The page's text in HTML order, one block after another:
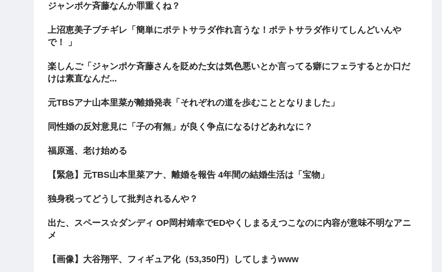
ジャンポケ斉藤なんか罪重くね？
上沼恵美子ブチギレ「簡単にポテトサラダ作れ言うな！ポテトサラダ作りてしんどいんや
で！ 」
楽しんご「ジャンポケ斉藤さんを貶めた女は気色悪いとか言ってる癖にフェラするとか口だ
けは素直なんだ...
元TBSアナ山本里菜が離婚発表「それぞれの道を歩むこととなりました」
同性婚の反対意見に「子の有無」が良く争点になるけどあれなに？
福原遥、老け始める
【緊急】元TBS山本里菜アナ、離婚を報告 4年間の結婚生活は「宝物」
独身税ってどうして批判されるんや？
出た、スペース☆ダンディ OP岡村靖幸でEDやくしまるえつこなのに内容が意味不明なアニ
メ
【画像】大谷翔平、フィギュア化（53,350円）してしまうwww